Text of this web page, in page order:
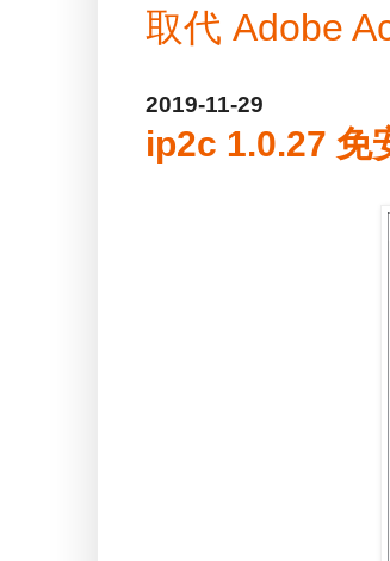
取代 Adobe
2019-11-29
ip2c 1.0.27 免